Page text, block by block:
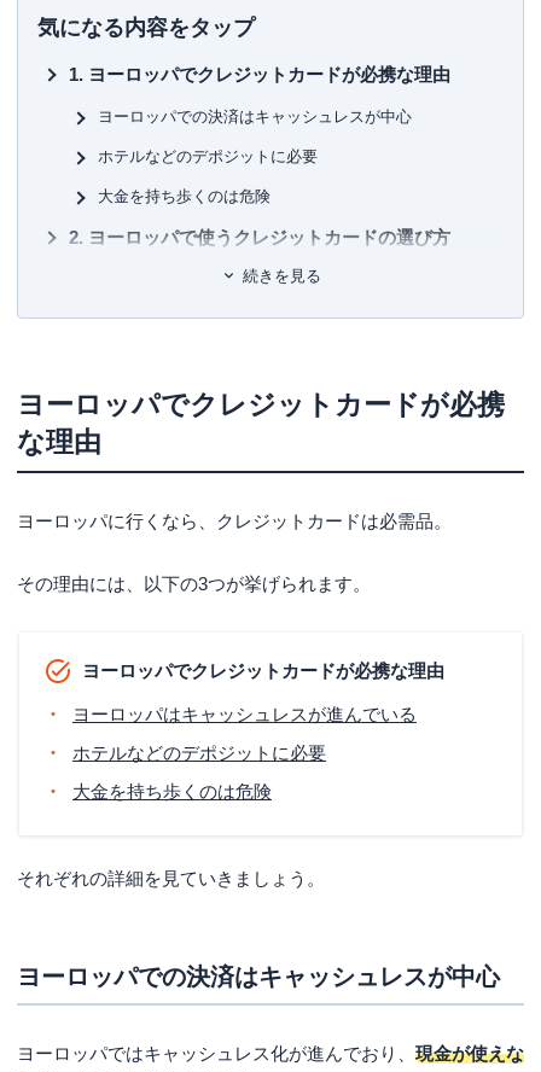
断・税金相談・相続対策・家計診断・ローン・住宅購入の
アドバイス）を行う他、資産運用など上記相談内容にまつ
わるセミナー講師（企業向け・サークル、団体向け）を行
うと同時に金融メディアへの執筆および監修も行い、現在
年間200本以上の執筆および監修をこなしている。これまで
レイク：融資とは？出資や投資との違いや種類についてわ
かりやすく解説
め！種類や方法、注意点を解説
気になる内容をタップ
ヨーロッパでクレジットカードが必携な理由
ヨーロッパでの決済はキャッシュレスが中心
ホテルなどのデポジットに必要
大金を持ち歩くのは危険
ヨーロッパで使うクレジットカードの選び方
国際ブランドはVisaかMastercard®がおすすめ
海外旅行保険付帯のクレジットカードを選ぶ
タッチ決済対応のクレジットカードを選ぶ
ヨーロッパでおすすめのクレジットカード5選
海外旅行保険を充実させたいなら「エポスカード」
ド」
ヨーロッパでクレジットカードを使うメリット
現金より為替手数料がお得
ヨーロッパでクレジットカード払いをするときの
必ず金額を確認する
続きを見る
ヨーロッパでクレジットカードが必携
な理由
ヨーロッパに行くなら、クレジットカードは必需品。
その理由には、以下の3つが挙げられます。
ヨーロッパでクレジットカードが必携な理由
ヨーロッパはキャッシュレスが進んでいる
ホテルなどのデポジットに必要
大金を持ち歩くのは危険
それぞれの詳細を見ていきましょう。
ヨーロッパでの決済はキャッシュレスが中心
ヨーロッパではキャッシュレス化が進んでおり、 現金が使えな